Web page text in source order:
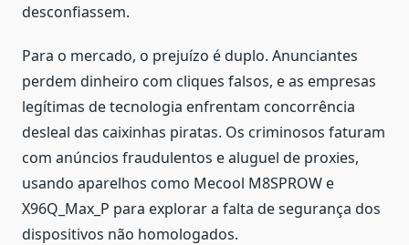
desconfiassem.
Para o mercado, o prejuízo é duplo. Anunciantes
perdem dinheiro com cliques falsos, e as empresas
legítimas de tecnologia enfrentam concorrência
desleal das caixinhas piratas. Os criminosos faturam
com anúncios fraudulentos e aluguel de proxies,
usando aparelhos como Mecool M8SPROW e
X96Q_Max_P para explorar a falta de segurança dos
dispositivos não homologados.